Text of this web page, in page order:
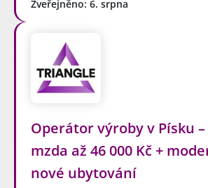
Zveřejněno: 6. srpna
Operátor výroby v Písku –
mzda až 46 000 Kč +
nové ubytování